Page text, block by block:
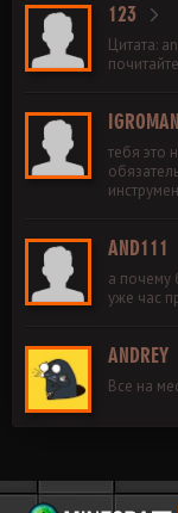
123
Цитата:
тебя это
AND111
а почему
уже час
ANDREY
Все на